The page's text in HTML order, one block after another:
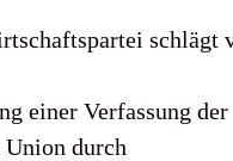
schlägt
einer Verfassung der
Union durch